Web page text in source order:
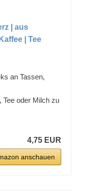
| aus
| Tee
an Tassen,
Tee oder Milch zu
4,75 EUR
anschauen